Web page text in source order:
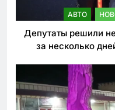
АВТО
Депутаты решили
за несколько